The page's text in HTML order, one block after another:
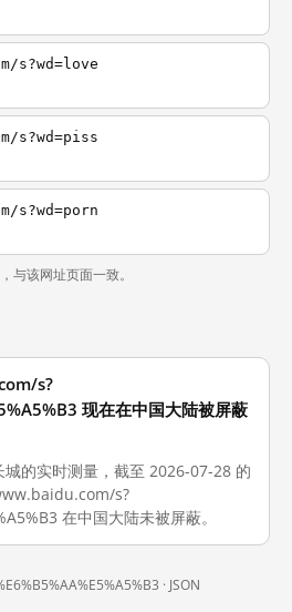
s?wd=love
s?wd=piss
s?wd=porn
与该网址页面一致。
s?
现在在中国大陆被屏蔽
的实时测量，截至 2026-07-28 的
s?
在中国大陆未被屏蔽。
· JSON